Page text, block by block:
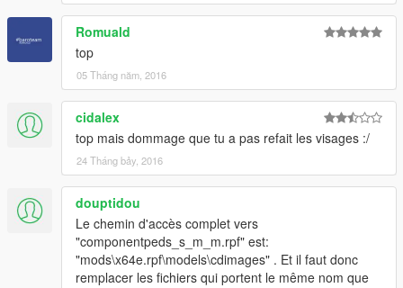
Romuald
top
05 Tháng năm, 2016
cidalex
top mais dommage que tu a pas refait les visages :/
24 Tháng bảy, 2016
douptidou
Le chemin d'accès complet vers
"componentpeds_s_m_m.rpf" est:
"mods\x64e.rpf\models\cdimages" . Et il faut donc
remplacer les fichiers qui portent le même nom que